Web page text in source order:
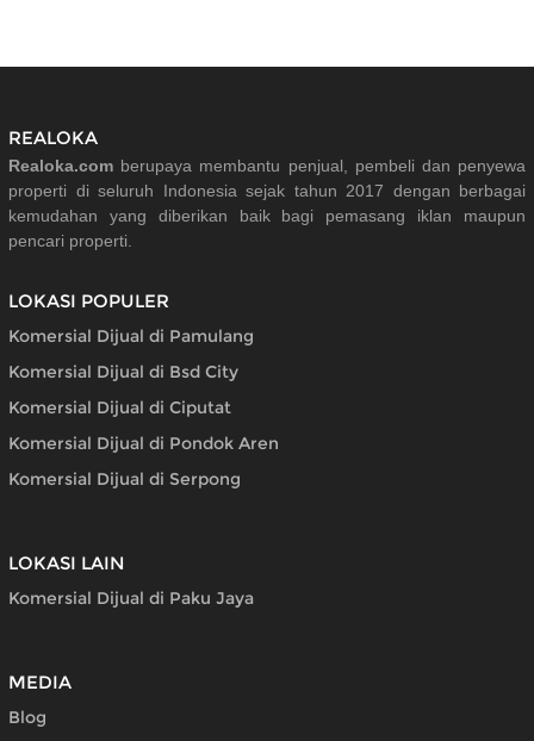
REALOKA
Realoka.com berupaya membantu penjual, pembeli dan penyewa
properti di seluruh Indonesia sejak tahun 2017 dengan berbagai
kemudahan yang diberikan baik bagi pemasang iklan maupun
pencari properti.
LOKASI POPULER
Komersial Dijual di Pamulang
Komersial Dijual di Bsd City
Komersial Dijual di Ciputat
Komersial Dijual di Pondok Aren
Komersial Dijual di Serpong
LOKASI LAIN
Komersial Dijual di Paku Jaya
MEDIA
Blog